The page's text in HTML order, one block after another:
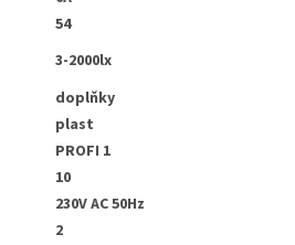
54
3-2000lx
doplňky
plast
PROFI 1
10
230V AC 50Hz
2